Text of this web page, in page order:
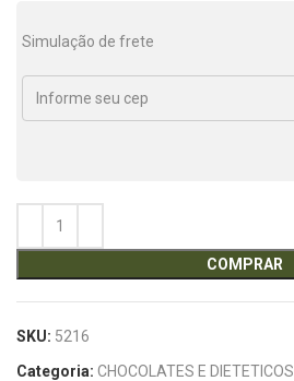
Simulação de frete
COMPRAR
SKU: 5216
Categoria: CHOCOLATES E DIETETICOS